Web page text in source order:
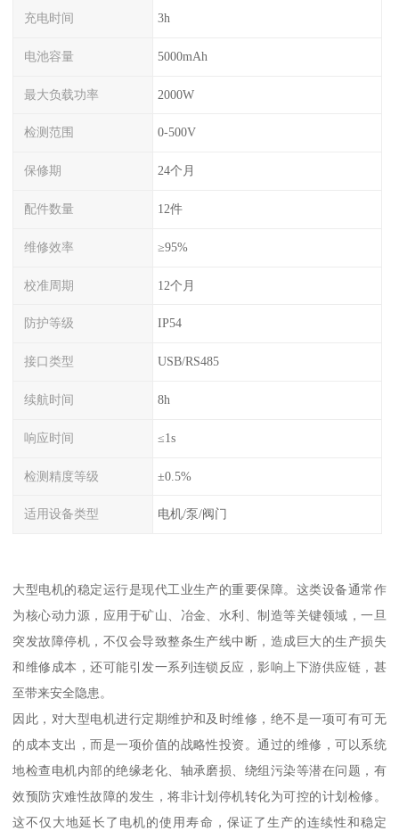
充电时间 3h
电池容量 5000mAh
最大负载功率 2000W
检测范围 0-500V
保修期 24个月
配件数量 12件
维修效率 ≥95%
校准周期 12个月
防护等级 IP54
接口类型 USB/RS485
续航时间 8h
响应时间 ≤1s
检测精度等级 ±0.5%
适用设备类型 电机/泵/阀门
大型电机的稳定运行是现代工业生产的重要保障。这类设备通常作
为核心动力源，应用于矿山、冶金、水利、制造等关键领域，一旦
突发故障停机，不仅会导致整条生产线中断，造成巨大的生产损失
和维修成本，还可能引发一系列连锁反应，影响上下游供应链，甚
至带来安全隐患。
因此，对大型电机进行定期维护和及时维修，绝不是一项可有可无
的成本支出，而是一项价值的战略性投资。通过的维修，可以系统
地检查电机内部的绝缘老化、轴承磨损、绕组污染等潜在问题，有
效预防灾难性故障的发生，将非计划停机转化为可控的计划检修。
这不仅大地延长了电机的使用寿命，保证了生产的连续性和稳定